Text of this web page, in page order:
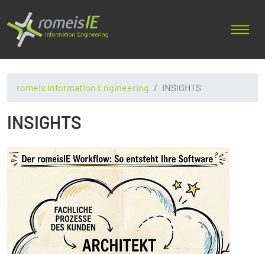
romeis Information Engineering INSIGHTS
INSIGHTS